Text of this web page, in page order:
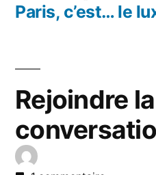
l’article
Paris, c’est… le
Rejoindre la